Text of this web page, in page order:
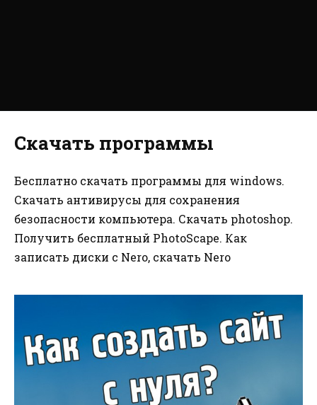
Скачать программы
Бесплатно скачать программы для windows.
Скачать антивирусы для сохранения
безопасности компьютера. Скачать photoshop.
Получить бесплатный PhotoScape. Как
записать диски с Nero, скачать Nero